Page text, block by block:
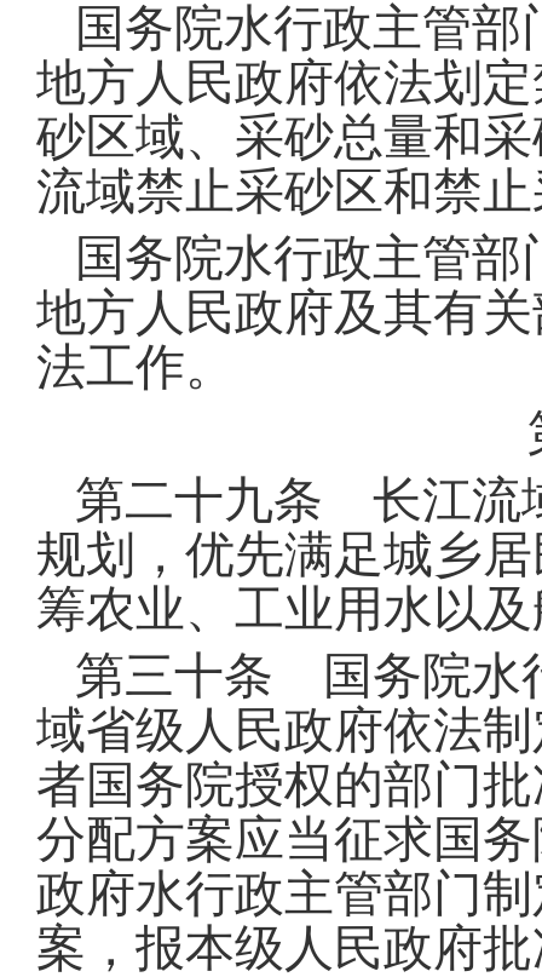
国务院水行政主管
地方人民政府依法划
砂区域、采砂总量和
流域禁止采砂区和禁
国务院水行政主管
地方人民政府及其有
法工作。
第二十九条 长江流
规划，优先满足城乡
筹农业、工业用水以
第三十条 国务院水
域省级人民政府依法
者国务院授权的部门
分配方案应当征求国
政府水行政主管部门
案，报本级人民政府